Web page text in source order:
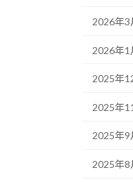
2026年3
2026年1
2025年
2025年
2025年9
2025年8